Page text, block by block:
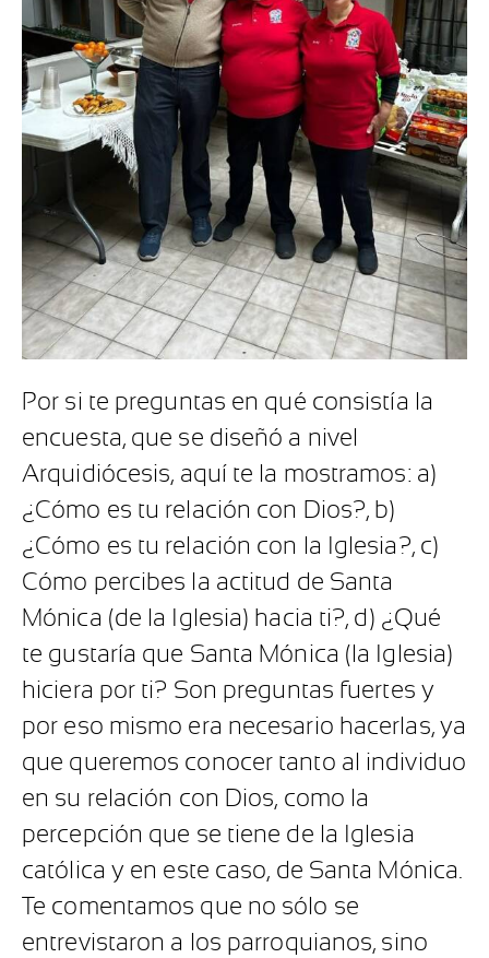
Por si te preguntas en qué consistía la
encuesta, que se diseñó a nivel
Arquidiócesis, aquí te la mostramos: a)
¿Cómo es tu relación con Dios?, b)
¿Cómo es tu relación con la Iglesia?, c)
Cómo percibes la actitud de Santa
Mónica (de la Iglesia) hacia ti?, d) ¿Qué
te gustaría que Santa Mónica (la Iglesia)
hiciera por ti? Son preguntas fuertes y
por eso mismo era necesario hacerlas, ya
que queremos conocer tanto al individuo
en su relación con Dios, como la
percepción que se tiene de la Iglesia
católica y en este caso, de Santa Mónica.
Te comentamos que no sólo se
entrevistaron a los parroquianos, sino